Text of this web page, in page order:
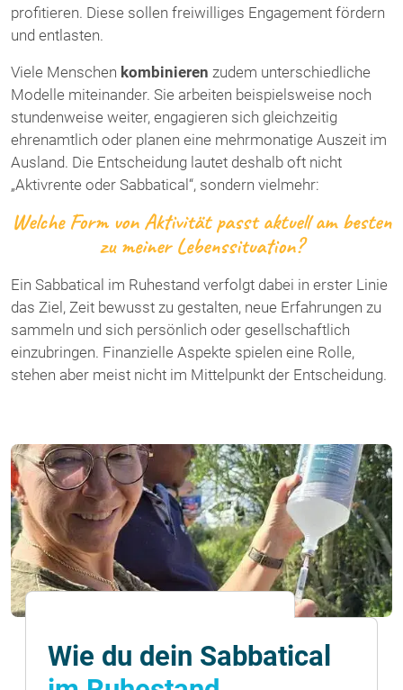
profitieren. Diese sollen freiwilliges Engagement fördern
und entlasten.
Viele Menschen kombinieren zudem unterschiedliche
Modelle miteinander. Sie arbeiten beispielsweise noch
stundenweise weiter, engagieren sich gleichzeitig
ehrenamtlich oder planen eine mehrmonatige Auszeit im
Ausland. Die Entscheidung lautet deshalb oft nicht
„Aktivrente oder Sabbatical“, sondern vielmehr:
Welche Form von Aktivität passt aktuell am besten
zu meiner Lebenssituation?
Ein Sabbatical im Ruhestand verfolgt dabei in erster Linie
das Ziel, Zeit bewusst zu gestalten, neue Erfahrungen zu
sammeln und sich persönlich oder gesellschaftlich
einzubringen. Finanzielle Aspekte spielen eine Rolle,
stehen aber meist nicht im Mittelpunkt der Entscheidung.
Wie du dein Sabbatical